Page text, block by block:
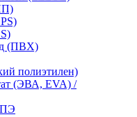
(ПВХ)
полиэтилен)
(ЭВА, EVA) /
ПЭ